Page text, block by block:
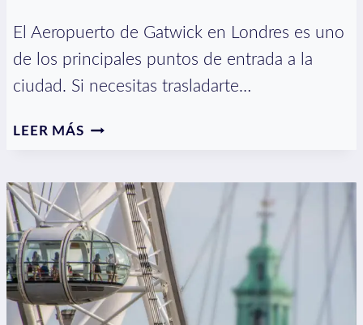
El Aeropuerto de Gatwick en Londres es uno
de los principales puntos de entrada a la
ciudad. Si necesitas trasladarte…
LEER MÁSAEROPUERTO
LONDRES:
TODAS
LAS
OPCIONES